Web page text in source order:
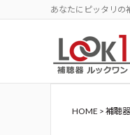
あなたにピッタリの
HOME > 補聴